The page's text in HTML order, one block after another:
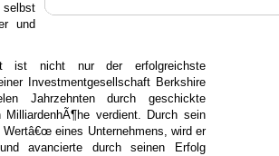
und
ist nicht nur der erfolgreichste
Investmentgesellschaft Berkshire
Jahrzehnten durch geschickte
verdient. Durch sein
eines Unternehmens, wird er
avancierte durch seinen Erfolg